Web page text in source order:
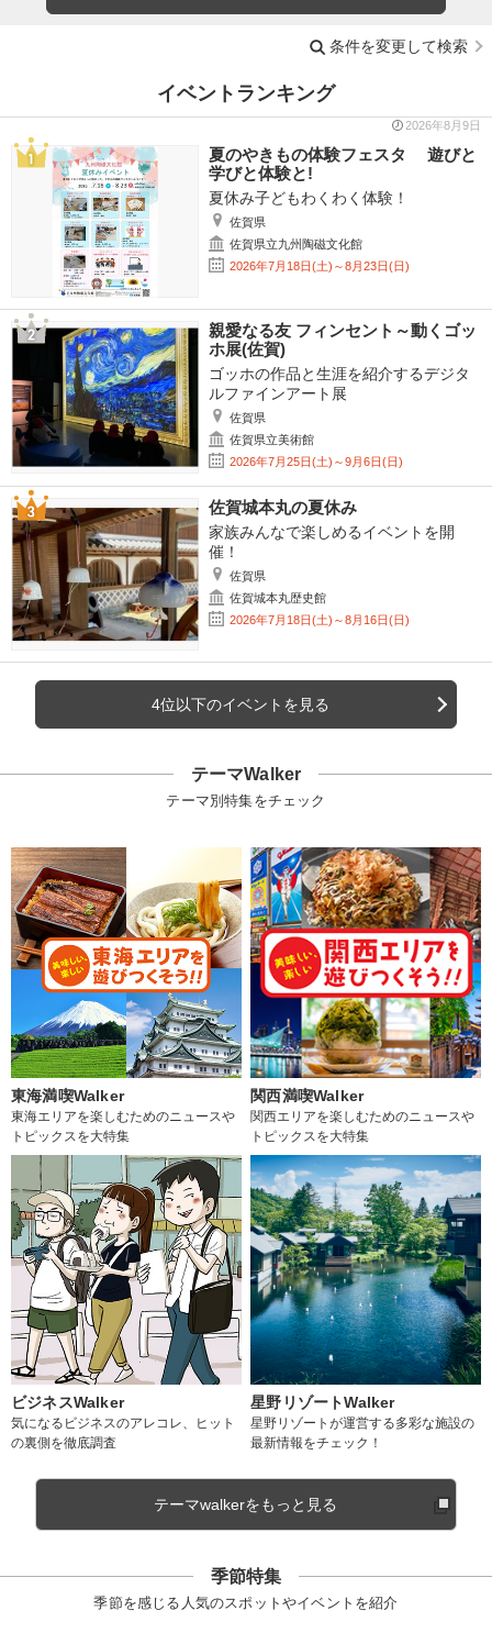
条件を変更して検索
イベントランキング
2026年8月9日
夏のやきもの体験フェスタ 遊びと
学びと体験と!
夏休み子どもわくわく体験！
佐賀県
佐賀県立九州陶磁文化館
2026年7月18日(土)～8月23日(日)
親愛なる友 フィンセント～動くゴッ
ホ展(佐賀)
ゴッホの作品と生涯を紹介するデジタ
ルファインアート展
佐賀県
佐賀県立美術館
2026年7月25日(土)～9月6日(日)
佐賀城本丸の夏休み
家族みんなで楽しめるイベントを開
催！
佐賀県
佐賀城本丸歴史館
2026年7月18日(土)～8月16日(日)
4位以下のイベントを見る
テーマWalker
テーマ別特集をチェック
東海満喫Walker
東海エリアを楽しむためのニュースや
トピックスを大特集
関西満喫Walker
関西エリアを楽しむためのニュースや
トピックスを大特集
ビジネスWalker
気になるビジネスのアレコレ、ヒット
の裏側を徹底調査
星野リゾートWalker
星野リゾートが運営する多彩な施設の
最新情報をチェック！
テーマwalkerをもっと見る
季節特集
季節を感じる人気のスポットやイベントを紹介